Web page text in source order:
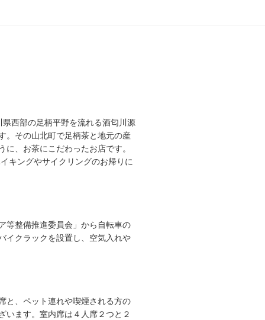
西部の足柄平野を流れる酒匂川源
。その山北町で足柄茶と地元の産
、お茶にこだわったお店です。
キングやサイクリングのお帰りに
等整備推進委員会」から自転車の
イクラックを設置し、空気入れや
と、ペット連れや喫煙される方の
います。室内席は４人席２つと２